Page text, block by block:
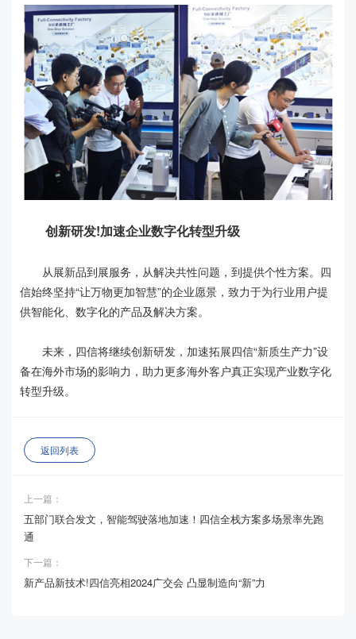
创新研发!加速企业数字化转型升级
从展新品到展服务，从解决共性问题，到提供个性方案。四
信始终坚持“让万物更加智慧”的企业愿景，致力于为行业用户提
供智能化、数字化的产品及解决方案。
未来，四信将继续创新研发，加速拓展四信“新质生产力”设
备在海外市场的影响力，助力更多海外客户真正实现产业数字化
转型升级。
返回列表
上一篇：
五部门联合发文，智能驾驶落地加速！四信全栈方案多场景率先跑
通
下一篇：
新产品新技术!四信亮相2024广交会 凸显制造向“新”力